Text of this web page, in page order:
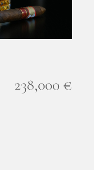
238,000 €